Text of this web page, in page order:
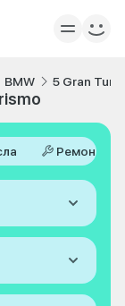
BMW 5 Gran
Ремонт